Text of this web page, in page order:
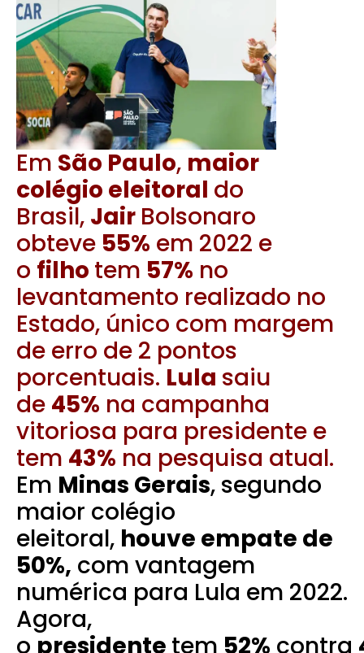
Em São Paulo, maior
colégio eleitoral do
Brasil, Jair Bolsonaro
obteve 55% em 2022 e
o filho tem 57% no
levantamento realizado no
Estado, único com margem
de erro de 2 pontos
porcentuais. Lula saiu
de 45% na campanha
vitoriosa para presidente e
tem 43% na pesquisa atual.
Em Minas Gerais, segundo
maior colégio
eleitoral, houve empate de
50%, com vantagem
numérica para Lula em 2022.
Agora,
o presidente tem 52% contra